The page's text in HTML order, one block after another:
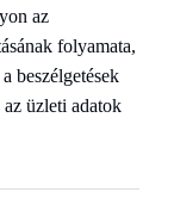
az
folyamata,
beszélgetések
az üzleti adatok